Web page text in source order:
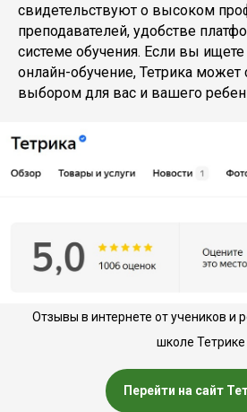
свидетельствуют о высоком
преподавателей, удобстве
системе обучения. Если вы
онлайн-обучение, Тетрика может
выбором для вас и вашего
Отзывы в интернете от учеников и
школе Тетрике
Перейти на сайт